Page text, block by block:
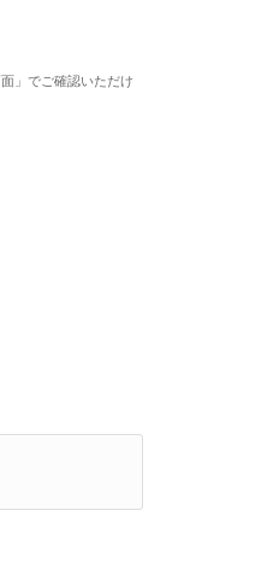
」でご確認いただけ